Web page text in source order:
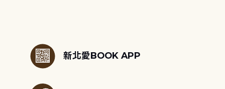
新北愛BOOK APP